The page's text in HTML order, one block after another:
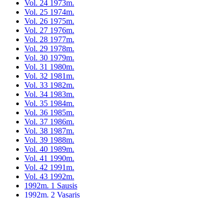
Vol. 24 1973m.
Vol. 25 1974m.
Vol. 26 1975m.
Vol. 27 1976m.
Vol. 28 1977m.
Vol. 29 1978m.
Vol. 30 1979m.
Vol. 31 1980m.
Vol. 32 1981m.
Vol. 33 1982m.
Vol. 34 1983m.
Vol. 35 1984m.
Vol. 36 1985m.
Vol. 37 1986m.
Vol. 38 1987m.
Vol. 39 1988m.
Vol. 40 1989m.
Vol. 41 1990m.
Vol. 42 1991m.
Vol. 43 1992m.
1992m. 1 Sausis
1992m. 2 Vasaris